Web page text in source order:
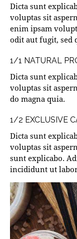
Dicta sunt
voluptas sit
enim ipsam
odit aut fugit, sed
1/1 NATURAL
Dicta sunt
voluptas sit
do magna quia.
1/2 EXCLUSIVE
Dicta sunt
voluptas sit
sunt explicabo.
incididunt ut